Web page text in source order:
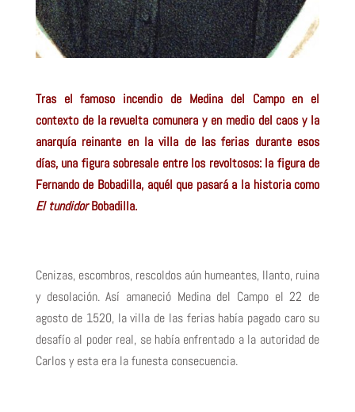
Tras el famoso incendio de Medina del Campo en el
contexto de la revuelta comunera y en medio del caos y la
anarquía reinante en la villa de las ferias durante esos
días, una figura sobresale entre los revoltosos: la figura de
Fernando de Bobadilla, aquél que pasará a la historia como
El tundidorBobadilla.
Cenizas, escombros, rescoldos aún humeantes, llanto, ruina
y desolación. Así amaneció Medina del Campo el 22 de
agosto de 1520, la villa de las ferias había pagado caro su
desafío al poder real, se había enfrentado a la autoridad de
Carlos y esta era la funesta consecuencia.